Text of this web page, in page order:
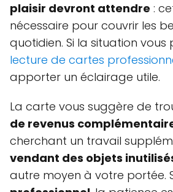
plaisir devront attendre :
nécessaire pour couvrir les
quotidien. Si la situation vous
lecture de cartes
apporter un éclairage utile.
La carte vous suggère de
de revenus
cherchant un travail
vendant des objets
autre moyen à votre portée.